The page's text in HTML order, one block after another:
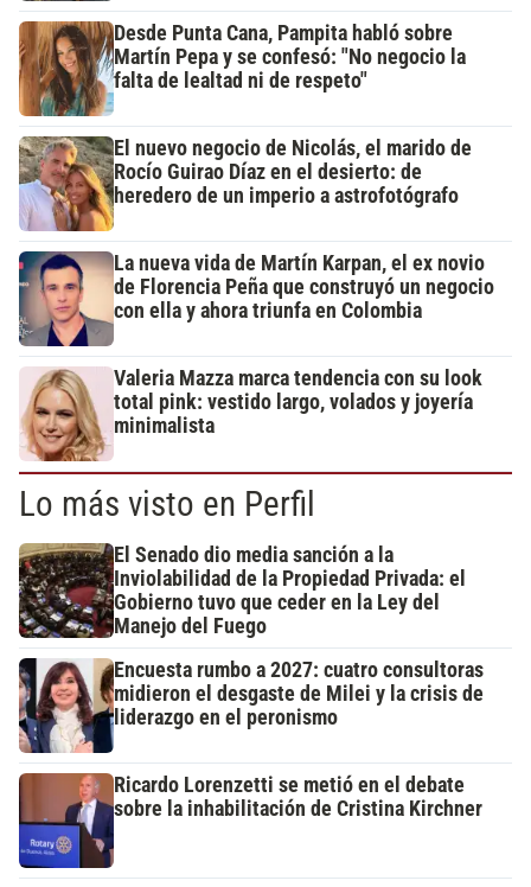
Desde Punta Cana, Pampita habló sobre
Martín Pepa y se confesó: "No negocio la
falta de lealtad ni de respeto"
El nuevo negocio de Nicolás, el marido de
Rocío Guirao Díaz en el desierto: de
heredero de un imperio a astrofotógrafo
La nueva vida de Martín Karpan, el ex novio
de Florencia Peña que construyó un negocio
con ella y ahora triunfa en Colombia
Valeria Mazza marca tendencia con su look
total pink: vestido largo, volados y joyería
minimalista
Lo más visto en Perfil
El Senado dio media sanción a la
Inviolabilidad de la Propiedad Privada: el
Gobierno tuvo que ceder en la Ley del
Manejo del Fuego
Encuesta rumbo a 2027: cuatro consultoras
midieron el desgaste de Milei y la crisis de
liderazgo en el peronismo
Ricardo Lorenzetti se metió en el debate
sobre la inhabilitación de Cristina Kirchner